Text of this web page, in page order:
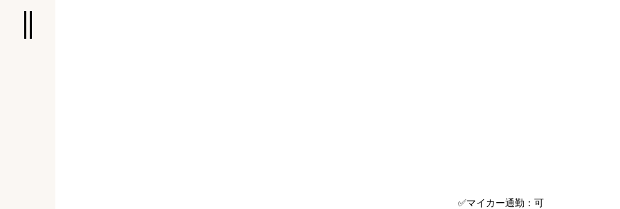
✅マイカー通勤：可